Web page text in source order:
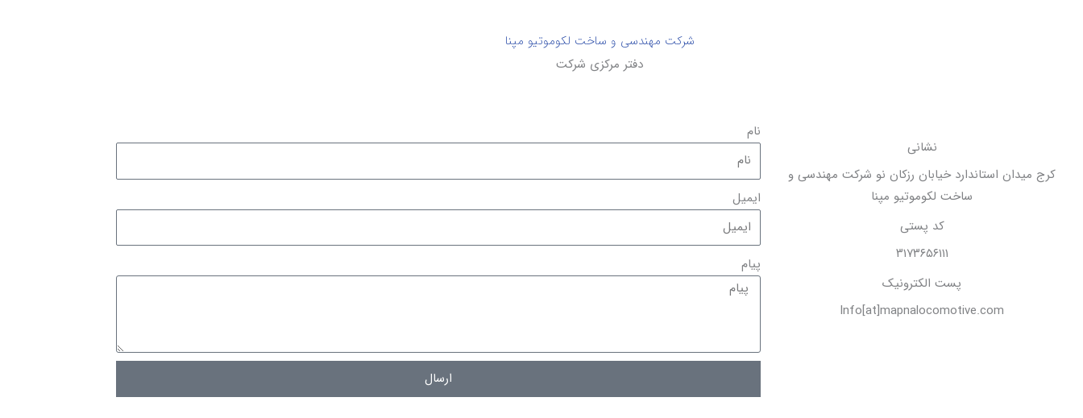
شرکت مهندسی و ساخت لکوموتیو مپنا
دفتر مرکزی شرکت
نشانی
کرج میدان استاندارد خیابان رزکان نو شرکت مهندسی و
ساخت لکوموتیو مپنا
کد پستی
۳۱۷۳۶۵۶۱۱۱
پست الکترونیک
Info[at]mapnalocomotive.com
نام
ایمیل
پیام
ارسال